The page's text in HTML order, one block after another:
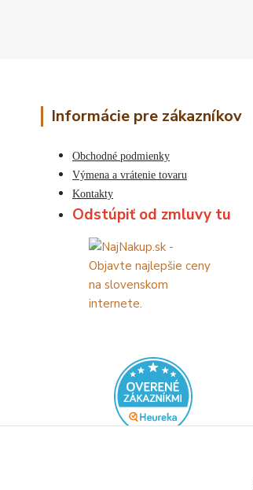
Informácie pre zákazníkov
Obchodné podmienky
Výmena a vrátenie tovaru
Kontakty
Odstúpiť od zmluvy tu